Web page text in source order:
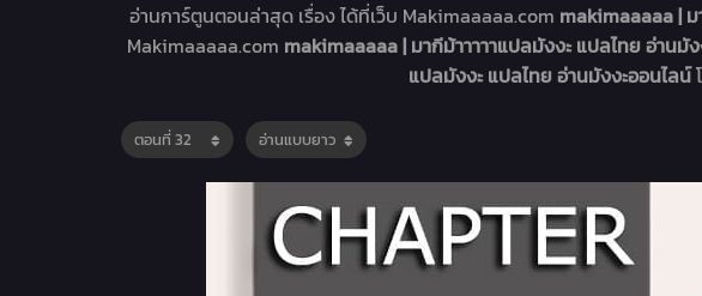
อ่านการ์ตูนตอนล่าสุด เรื่องได้ที่เว็บ Makimaaaaa.com makimaaaaa | ม
Makimaaaaa.com makimaaaaa | มากีม้าาาาาแปลมังงะ แปลไทย อ่านมั
แปลมังงะ แปลไทย อ่านมังงะออนไลน์